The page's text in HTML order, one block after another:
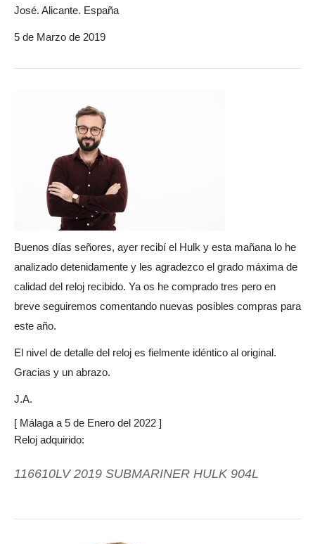
José. Alicante. España
5 de Marzo de 2019
Buenos días señores, ayer recibí el Hulk y esta mañana lo he
analizado detenidamente y les agradezco el grado máxima de
calidad del reloj recibido. Ya os he comprado tres pero en
breve seguiremos comentando nuevas posibles compras para
este año.
El nivel de detalle del reloj es fielmente idéntico al original.
Gracias y un abrazo.
J.A.
[ Málaga a 5 de Enero del 2022 ]
Reloj adquirido:
116610LV 2019 SUBMARINER HULK 904L